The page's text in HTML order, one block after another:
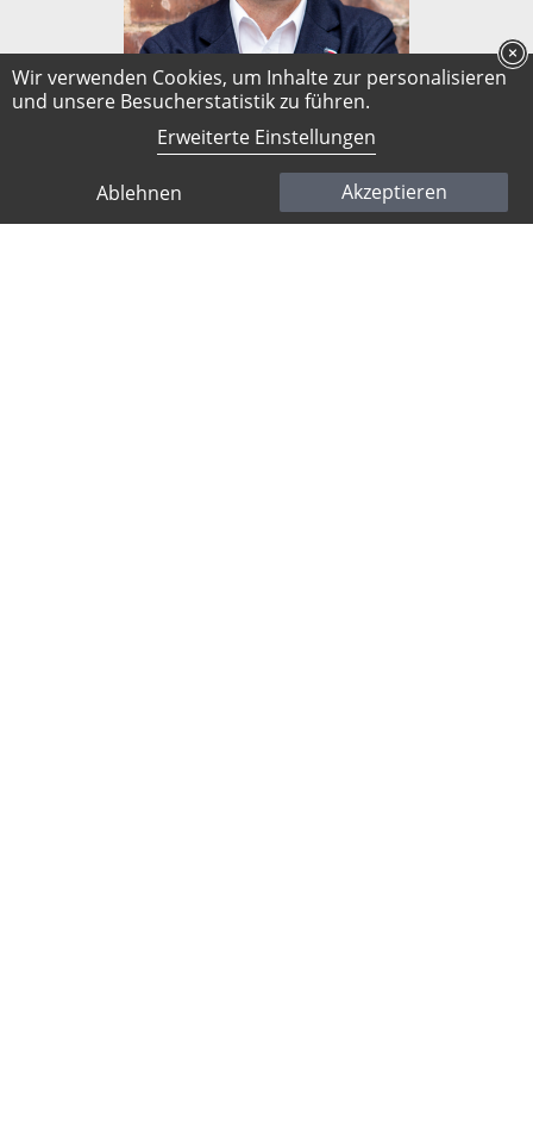
Dr. Christian Wegner
Medipolis Unternehmensgruppe, approbierter
Apotheker/GF, Medipolis
Wir verwenden Cookies, um Inhalte zur personalisieren
und unsere Besucherstatistik zu führen.
Erweiterte Einstellungen
Ablehnen Akzeptieren